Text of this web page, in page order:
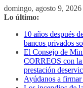
Saltar
al
domingo, agosto 9, 2026
Lo último:
10 años después
bancos privados
El Consejo de
CORREOS con la
prestación
Ayúdanos a firmar